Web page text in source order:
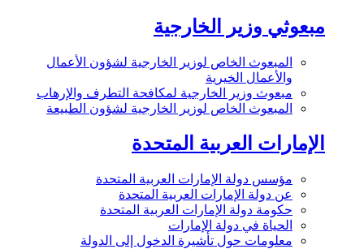
مبعوثي وزير الخارجية
المبعوث الخاص لوزير الخارجية لشؤون الأعمال
والأعمال الخيرية
مبعوث وزير الخارجية لمكافحة التطرف والإرهاب
المبعوث الخاص لوزير الخارجية لشؤون الطبيعة
الإمارات العربية المتحدة
مؤسس دولة الإمارات العربية المتحدة
عن دولة الإمارات العربية المتحدة
حكومة دولة الإمارات العربية المتحدة
الحياة في دولة الإمارات
معلومات حول تأشيرة الدخول إلى الدولة